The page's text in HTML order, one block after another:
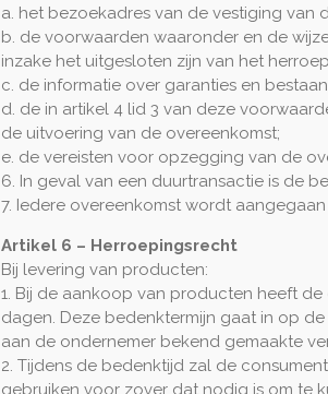
a. het bezoekadres van de vestiging van
b. de voorwaarden waaronder en de
inzake het uitgesloten zijn van het
c. de informatie over garanties en
d. de in artikel 4 lid 3 van deze
de uitvoering van de overeenkomst;
e. de vereisten voor opzegging van de
6. In geval van een duurtransactie is de
7. Iedere overeenkomst wordt
Artikel 6 – Herroepingsrecht
Bij levering van producten:
1. Bij de aankoop van producten heeft
dagen. Deze bedenktermijn gaat in op
aan de ondernemer bekend gemaakte
2. Tijdens de bedenktijd zal de
gebruiken voor zover dat nodig is om te